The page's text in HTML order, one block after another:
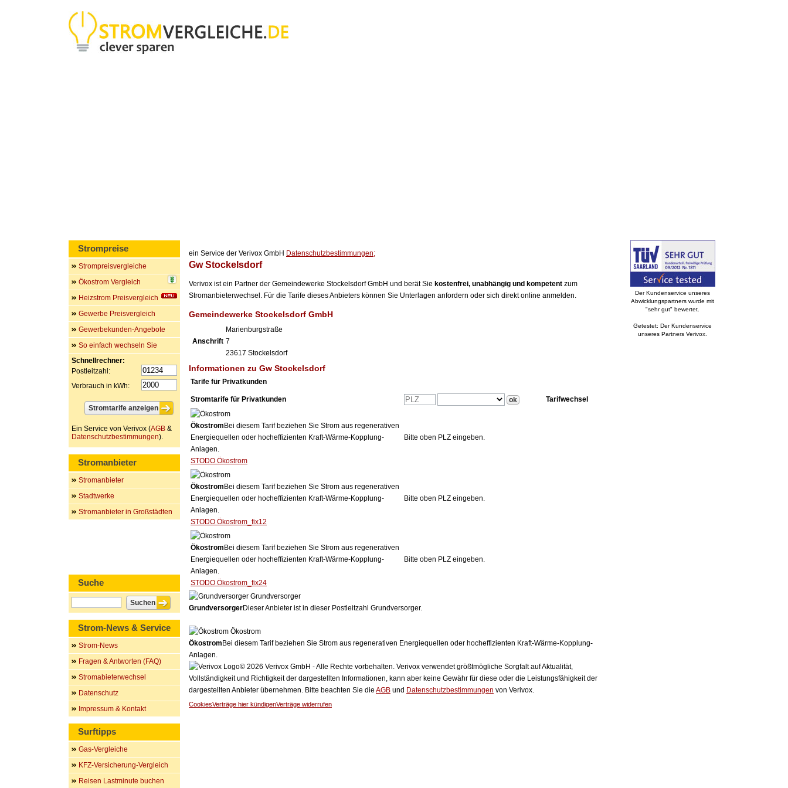
ein Service der Verivox GmbH Datenschutzbestimmungen;
Gw Stockelsdorf
Verivox ist ein Partner der Gemeindewerke Stockelsdorf GmbH und berät Sie kostenfrei, unabhängig und kompetent zum
Stromanbieterwechsel. Für die Tarife dieses Anbieters können Sie Unterlagen anfordern oder sich direkt online anmelden.
Gemeindewerke Stockelsdorf GmbH
Anschrift
Marienburgstraße
7
23617 Stockelsdorf
Informationen zu Gw Stockelsdorf
Tarife für Privatkunden
Stromtarife für Privatkunden Tarifwechsel
Ökostrom Bei diesem Tarif beziehen Sie Strom aus regenerativen
Energiequellen oder hocheffizienten Kraft-Wärme-Kopplung-
Anlagen.
STODO Ökostrom
Bitte oben PLZ eingeben.
Ökostrom Bei diesem Tarif beziehen Sie Strom aus regenerativen
Energiequellen oder hocheffizienten Kraft-Wärme-Kopplung-
Anlagen.
STODO Ökostrom_fix12
Bitte oben PLZ eingeben.
Ökostrom Bei diesem Tarif beziehen Sie Strom aus regenerativen
Energiequellen oder hocheffizienten Kraft-Wärme-Kopplung-
Anlagen.
STODO Ökostrom_fix24
Bitte oben PLZ eingeben.
Grundversorger
GrundversorgerDieser Anbieter ist in dieser Postleitzahl Grundversorger.
Ökostrom
Ökostrom Bei diesem Tarif beziehen Sie Strom aus regenerativen Energiequellen oder hocheffizienten Kraft-Wärme-Kopplung-
Anlagen.
© 2026 Verivox GmbH - Alle Rechte vorbehalten. Verivox verwendet größtmögliche Sorgfalt auf Aktualität,
Vollständigkeit und Richtigkeit der dargestellten Informationen, kann aber keine Gewähr für diese oder die Leistungsfähigkeit der
dargestellten Anbieter übernehmen. Bitte beachten Sie die AGB und Datenschutzbestimmungen von Verivox.
CookiesVerträge hier kündigenVerträge widerrufen
Strompreise
Strompreisvergleiche
Ökostrom Vergleich
Heizstrom Preisvergleich
Gewerbe Preisvergleich
Gewerbekunden-Angebote
So einfach wechseln Sie
Schnellrechner:
Postleitzahl:
Verbrauch in kWh:
Ein Service von Verivox (AGB &
Datenschutzbestimmungen).
Stromanbieter
Stromanbieter
Stadtwerke
Stromanbieter in Großstädten
Suche
Strom-News & Service
Strom-News
Fragen & Antworten (FAQ)
Stromabieterwechsel
Datenschutz
Impressum & Kontakt
Surftipps
Gas-Vergleiche
KFZ-Versicherung-Vergleich
Reisen Lastminute buchen
Der Kundenservice unseres
Abwicklungspartners wurde mit
"sehr gut" bewertet.
Getestet: Der Kundenservice
unseres Partners Verivox.